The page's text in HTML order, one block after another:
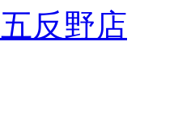
反野店